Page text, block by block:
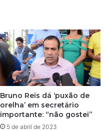
Bruno Reis dá ‘puxão de
orelha’ em secretário
importante: “não gostei”
5 de abril de 2023